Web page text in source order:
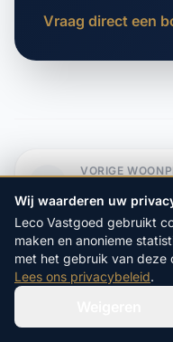
Vraag direct een
VORIGE
Wij waarderen uw
Leco Vastgoed gebruikt
maken en anonieme
met het gebruik van deze
Lees ons privacybeleid.